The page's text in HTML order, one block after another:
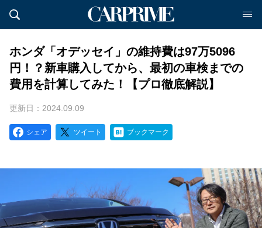
ホンダ「オデッセイ」の維持費は97万5096
円！？新車購入してから、最初の車検までの
費用を計算してみた！【プロ徹底解説】
更新日：2024.09.09
シェア ツイート ブックマーク